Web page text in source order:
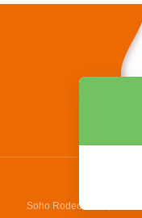
Soho Rodeo Drive, No. 5